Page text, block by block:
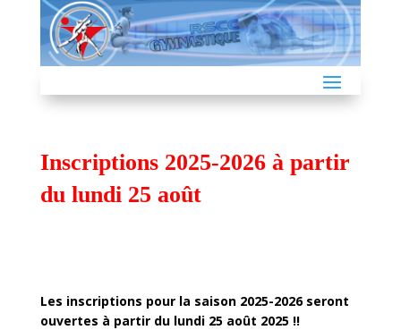
Inscriptions 2025-2026 à partir
du lundi 25 août
Les inscriptions pour la saison 2025-2026 seront
ouvertes à partir du lundi 25 août 2025 !!